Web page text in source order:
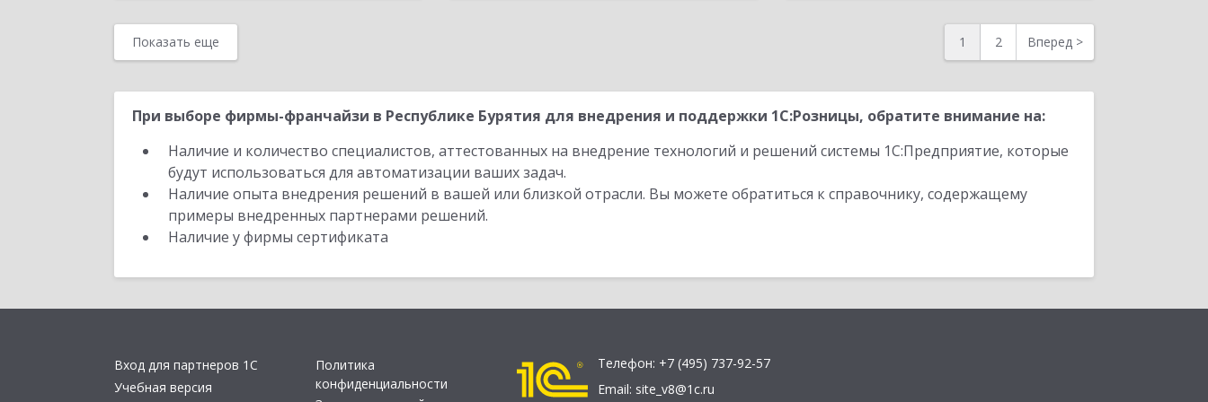
Показать еще 1 2 Вперед >
При выборе фирмы-франчайзи в Республике Бурятия для внедрения и поддержки 1С:Розницы, обратите внимание на:
Наличие и количество специалистов, аттестованных на внедрение технологий и решений системы 1С:Предприятие, которые
будут использоваться для автоматизации ваших задач.
Наличие опыта внедрения решений в вашей или близкой отрасли. Вы можете обратиться к справочнику, содержащему
примеры внедренных партнерами решений.
Наличие у фирмы сертификата
Вход для партнеров 1С
Учебная версия
Политика
конфиденциальности
Телефон: +7 (495) 737-92-57
Email: site_v8@1c.ru